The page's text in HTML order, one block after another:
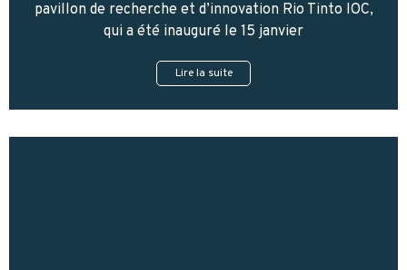
pavillon de recherche et d’innovation Rio Tinto IOC,
qui a été inauguré le 15 janvier
Lire la suite